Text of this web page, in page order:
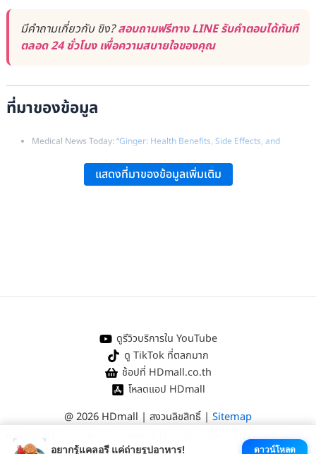
มีคำถามเกี่ยวกับ ขิง?สอบถามฟรีทาง LINE รับคำตอบได้ทันที
ตลอด 24 ชั่วโมง เพื่อความสบายใจของคุณ
ที่มาของข้อมูล
Medical News Today: “Ginger: Health Benefits, Side Effects, and
“The Impact of Ginger in Cancer Prevention and Treatment”
แสดงที่มาของข้อมูลเพิ่มเติม
ดูรีวิวบริการใน YouTube
ดู TikTok ที่ตลกมาก
ช้อปที่ HDmall.co.th
โหลดแอป HDmall
@ 2026 HDmall | สงวนลิขสิทธิ์ | Sitemap
หาคลินิกใกล้บ้าน ตรวจสุขภาพทั่วไป
อยากรู้แคลอรี แค่ถ่ายรูปอาหาร! ดาวน์โหลด